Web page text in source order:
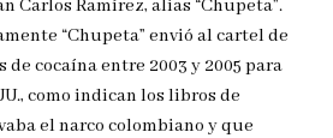
Carlos Ramírez, alias “Chupeta”.
“Chupeta” envió al cartel de
de cocaína entre 2003 y 2005 para
como indican los libros de
el narco colombiano y que